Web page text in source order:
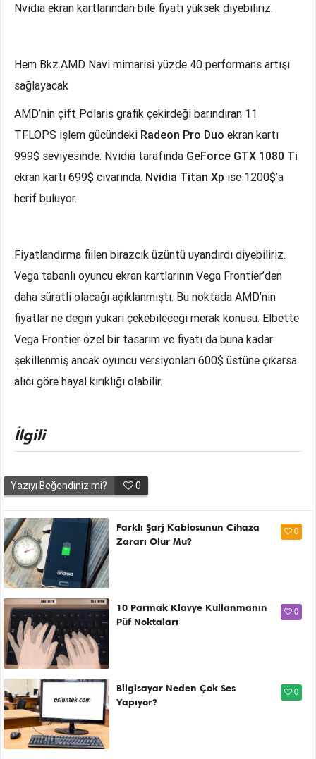
Nvidia ekran kartlarından bile fiyatı yüksek diyebiliriz.
Hem Bkz.AMD Navi mimarisi yüzde 40 performans artışı
sağlayacak
AMD’nin çift Polaris grafik çekirdeği barındıran 11
TFLOPS işlem gücündeki Radeon Pro Duo ekran kartı
999$ seviyesinde. Nvidia tarafında GeForce GTX 1080 Ti
ekran kartı 699$ civarında. Nvidia Titan Xp ise 1200$’a
herif buluyor.
Fiyatlandırma fiilen birazcık üzüntü uyandırdı diyebiliriz.
Vega tabanlı oyuncu ekran kartlarının Vega Frontier’den
daha süratli olacağı açıklanmıştı. Bu noktada AMD’nin
fiyatlar ne değin yukarı çekebileceği merak konusu. Elbette
Vega Frontier özel bir tasarım ve fiyatı da buna kadar
şekillenmiş ancak oyuncu versiyonları 600$ üstüne çıkarsa
alıcı göre hayal kırıklığı olabilir.
İlgili
Yazıyı Beğendiniz mi? 0
Farklı Şarj Kablosunun Cihaza
Zararı Olur Mu?
0
10 Parmak Klavye Kullanmanın
Püf Noktaları
0
Bilgisayar Neden Çok Ses
Yapıyor?
0